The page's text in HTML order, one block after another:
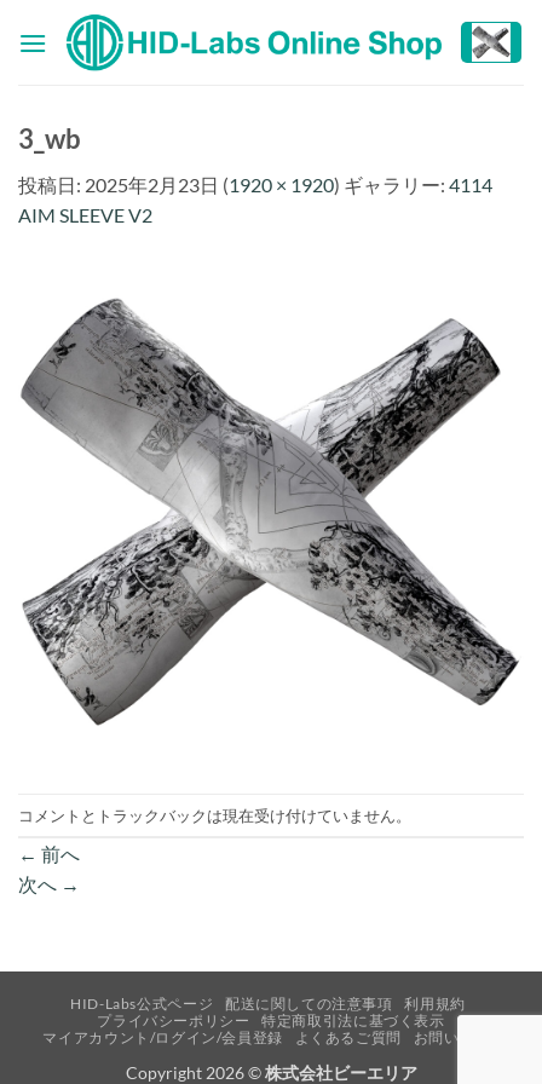
3_wb
投稿日: 2025年2月23日 (1920 × 1920) ギャラリー: 4114
AIM SLEEVE V2
コメントとトラックバックは現在受け付けていません。
← 前へ
次へ →
HID-Labs公式ページ 配送に関しての注意事項
利用規約
プライバシーポリシー
特定商取引法に基づく表示
マイアカウント/ログイン/会員登録
よくあるご質問 お問い合わせ
Copyright 2026 ©株式会社ビーエリア